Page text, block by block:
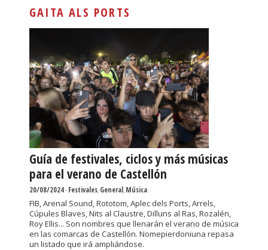
GAITA ALS PORTS
Guía de festivales, ciclos y más músicas
para el verano de Castellón
20/08/2024-Festivales,General,Música
FIB, Arenal Sound, Rototom, Aplec dels Ports, Arrels,
Cúpules Blaves, Nits al Claustre, Dilluns al Ras, Rozalén,
Roy Ellis... Son nombres que llenarán el verano de música
en las comarcas de Castellón. Nomepierdoniuna repasa
un listado que irá ampliándose.